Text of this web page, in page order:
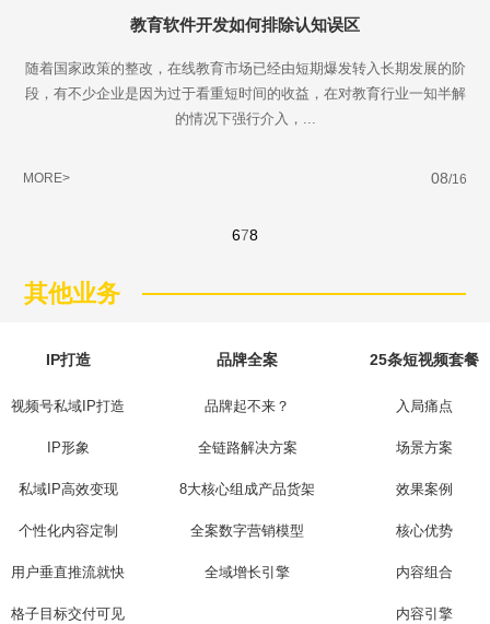
教育软件开发如何排除认知误区
随着国家政策的整改，在线教育市场已经由短期爆发转入长期发展的阶
段，有不少企业是因为过于看重短时间的收益，在对教育行业一知半解
的情况下强行介入，...
MORE> 08/16
678
其他业务
IP打造
视频号私域IP打造
IP形象
私域IP高效变现
个性化内容定制
用户垂直推流就快
格子目标交付可见
品牌全案
品牌起不来？
全链路解决方案
8大核心组成产品货架
全案数字营销模型
全域增长引擎
25条短视频套餐
入局痛点
场景方案
效果案例
核心优势
内容组合
内容引擎